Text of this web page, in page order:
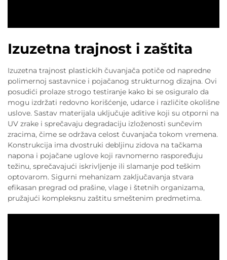
Izuzetna trajnost i zaštita
Izuzetna trajnost plastickih čuvanjača potiče od napredne
polimernoj sastavnice i pojačanog strukturnog dizajna. Ovi
posudići prolaze strogo testiranje kako bi se osiguralo da
mogu izdržati redovno korišćenje, udarce i različite okolišne
uslove. Sastav materijala uključuje aditive koji su otporni na
UV zrake i sprečavaju degradaciju izloženosti sunčevim
zracima, čime se održava celost čuvanjača tokom vremena.
Konstrukcija ima dvostruki debljinu zidova na tačkama
napona i pojačane uglove koji ravnomerno raspoređuju
težinu, sprečavajući iskrivljenje ili slamanje pod teškim
optovarom. Sigurni mehanizam zaključavanja stvara
efikasan pregrad od prašine, vlage i štetnih organizama,
pružajući kompleksnu zaštitu smeštenim predmetima.